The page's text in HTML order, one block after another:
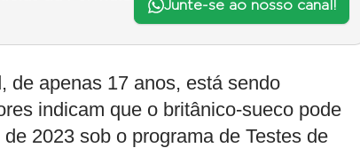
Junte-se ao nosso canal!
de apenas 17 anos, está sendo
indicam que o britânico-sueco pode
2023 sob o programa de Testes de